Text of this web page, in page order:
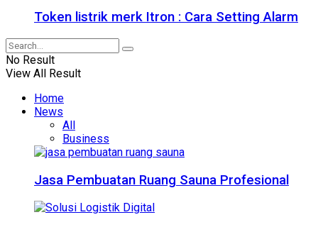
Token listrik merk Itron : Cara Setting Alarm
No Result
View All Result
Home
News
All
Business
Jasa Pembuatan Ruang Sauna Profesional